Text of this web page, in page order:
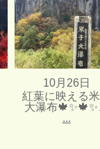
10月 26 日
71 4
10月26日
紅葉に映える
大瀑布
...